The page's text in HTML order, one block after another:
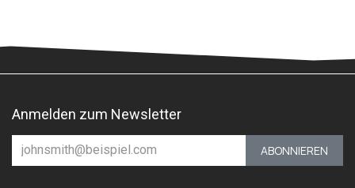
Anmelden zum Newsletter
ABONNIEREN